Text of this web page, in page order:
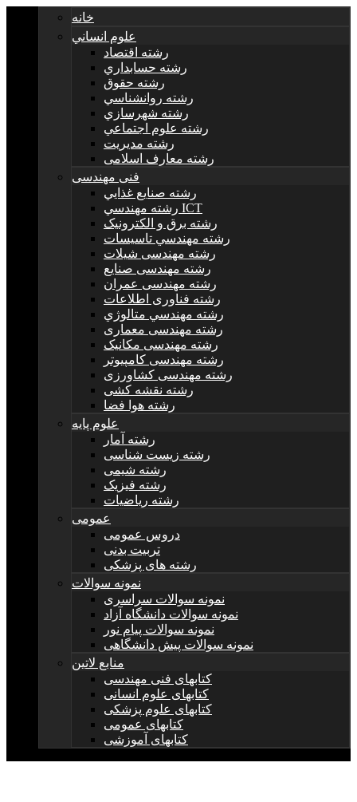
خانه
علوم انساني
رشته اقتصاد
رشته حسابداري
رشته حقوق
رشته روانشناسي
رشته شهرسازي
رشته علوم اجتماعي
رشته مديريت
رشته معارف اسلامی
فنی مهندسی
رشته صنايع غذايي
رشته مهندسي ICT
رشته برق و الکترونيک
رشته مهندسي تاسيسات
رشته مهندسی شیلات
رشته مهندسی صنایع
رشته مهندسی عمران
رشته فناوری اطلاعات
رشته مهندسي متالوژي
رشته مهندسی معماری
رشته مهندسی مکانیک
رشته مهندسی کامپیوتر
رشته مهندسی کشاورزی
رشته نقشه کشی
رشته هوا فضا
علوم پایه
رشته آمار
رشته زیست شناسی
رشته شیمی
رشته فیزیک
رشته ریاضیات
عمومی
دروس عمومی
تربیت بدنی
رشته های پزشکی
نمونه سوالات
نمونه سوالات سراسری
نمونه سوالات دانشگاه آزاد
نمونه سوالات پیام نور
نمونه سوالات پیش دانشگاهی
منابع لاتین
کتابهای فنی مهندسی
کتابهای علوم انسانی
کتابهای علوم پزشکی
کتابهای عمومی
کتابهای آموزشی